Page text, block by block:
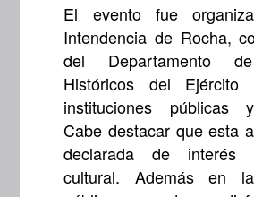
El evento fue
Intendencia de Rocha,
del Departamento
Históricos del Ejército
instituciones públicas
Cabe destacar que esta
declarada de interés
cultural. Además en